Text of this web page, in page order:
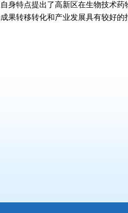
身特点提出了高新区在生物技术药
果转移转化和产业发展具有较好的